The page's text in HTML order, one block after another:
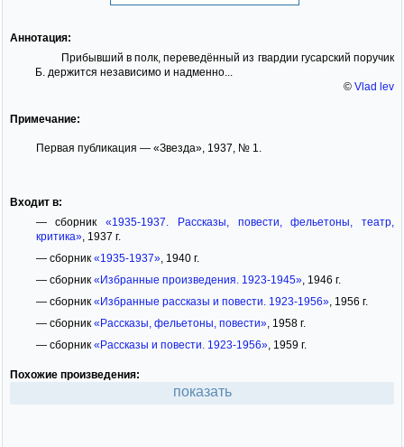
Аннотация:
Прибывший в полк, переведённый из гвардии гусарский поручик
Б. держится независимо и надменно...
© Vlad lev
Примечание:
Первая публикация — «Звезда», 1937, № 1.
Входит в:
— сборник«1935-1937. Рассказы, повести, фельетоны, театр,
критика», 1937 г.
— сборник «1935-1937», 1940 г.
— сборник «Избранные произведения. 1923-1945», 1946 г.
— сборник «Избранные рассказы и повести. 1923-1956», 1956 г.
— сборник «Рассказы, фельетоны, повести», 1958 г.
— сборник «Рассказы и повести. 1923-1956», 1959 г.
Похожие произведения:
показать